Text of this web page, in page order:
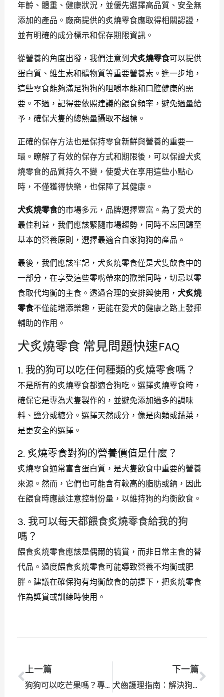
年齡、體重、健康狀況，並優先選擇高品質、安全無
添加的產品。廠商提供的炙燒零食應取得相關認證，
並有明確的成分標示和保存期限資訊。
從營養的角度出發，我們注意到 犬炙燒零食可以提供
蛋白質、維生素和礦物質等重要營養素。進一步地，
這些零食能夠滿足狗狗的咀嚼本能和口腔健康的需
要。不過，記得要依照建議的餵食頻率，避免過量給
予，確保犬隻的總熱量攝取不超標。
正確的保存方法也是保持零食新鮮與營養的重要一
環。瞭解了有效的保存方式和期限後，可以保證犬炙
燒零食的品質持久不變，使愛犬在享用這些小點心
時，不僅獲得快樂，也保障了其健康。
犬炙燒零食的市場多元，品牌選擇豐富。為了愛犬的
最佳利益，我們應該緊隨市場趨勢，同時不忘回歸至
基本的營養原則，選擇最適合自家狗狗的產品。
最後，我們應該牢記，犬炙燒零食僅是犬隻飲食中的
一部分，在享受這些零嘴帶來的歡樂同時，切忌以零
食取代均衡的主食。透過合理的安排與使用， 犬炙燒
零食不僅能增添樂趣，更能在愛犬的健康之路上發揮
輔助的作用。
犬炙燒零食 常見問題快速FAQ
1. 我的狗可以吃任何種類的炙燒零食嗎？
不是所有的炙燒零食都適合狗吃。選擇炙燒零食時，
確保它是專為犬隻製作的，並避免添加過多的調味
料、鹽分或糖分。選擇天然成分，像是肉類或蔬菜，
是更安全的選擇。
2. 炙燒零食對狗的營養價值是什麼？
炙燒零食通常富含蛋白質，是犬隻飲食中重要的營養
來源。然而，它們也可能含有較高的脂肪或鈉，因此
在餵食時應該注意控制份量，以維持狗的均衡飲食。
3. 我可以每天都餵食炙燒零食給我的狗
嗎？
餵食炙燒零食應該是偶爾的犒賞，而非日常主食的替
代品。過度餵食炙燒零食可能導致營養不均衡或肥
胖。建議在確保狗有均衡飲食的前提下，把炙燒零食
作為獎賞或訓練時使用。
上一頁
上一篇
狗狗可以吃芒果嗎？專家告訴你應該注意什麼！
下一篇
犬齒護理指南：解決狗狗不刷牙的困擾
下